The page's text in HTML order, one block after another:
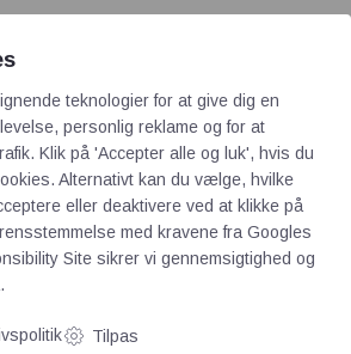
teknologier for at give dig en
personlig reklame og for at
Klik på 'Accepter alle og luk', hvis du
Alternativt kan du vælge, hvilke
eller deaktivere ved at klikke på
med kravene fra Googles
Site sikrer vi gennemsigtighed og
Tilpas